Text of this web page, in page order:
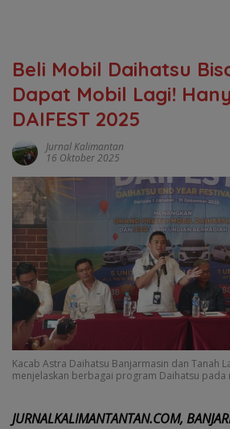
Beli Mobil Daihatsu
Dapat Mobil Lagi!
DAIFEST 2025
Jurnal Kalimantan
16 Oktober 2025
Kacab Astra Daihatsu Banjarmasin dan Tanah
menjelaskan berbagai program Daihatsu pada
JURNALKALIMANTANTAN.COM,